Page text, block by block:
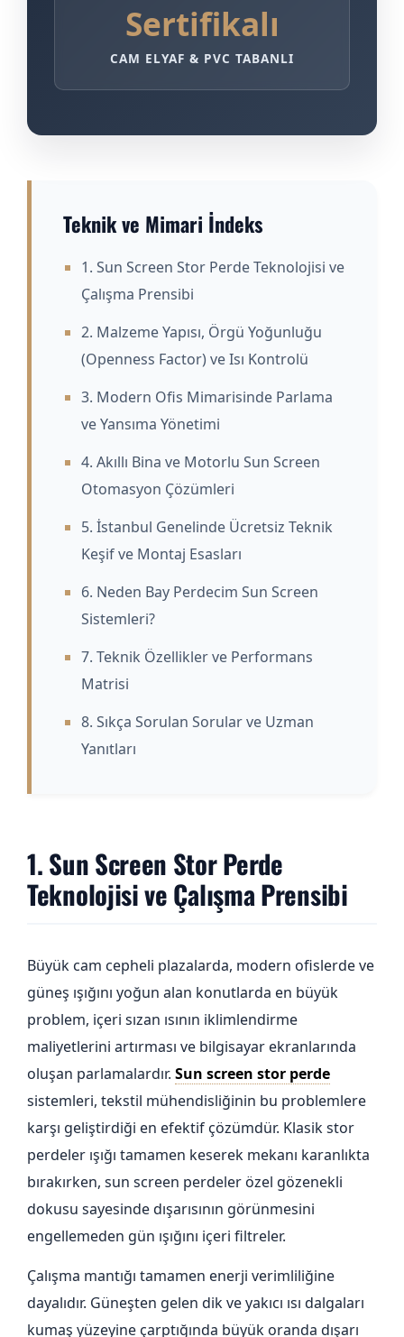
Sertifikalı
CAM ELYAF & PVC TABANLI
Teknik ve Mimari İndeks
1. Sun Screen Stor Perde Teknolojisi ve
Çalışma Prensibi
2. Malzeme Yapısı, Örgü Yoğunluğu
(Openness Factor) ve Isı Kontrolü
3. Modern Ofis Mimarisinde Parlama
ve Yansıma Yönetimi
4. Akıllı Bina ve Motorlu Sun Screen
Otomasyon Çözümleri
5. İstanbul Genelinde Ücretsiz Teknik
Keşif ve Montaj Esasları
6. Neden Bay Perdecim Sun Screen
Sistemleri?
7. Teknik Özellikler ve Performans
Matrisi
8. Sıkça Sorulan Sorular ve Uzman
Yanıtları
1. Sun Screen Stor Perde
Teknolojisi ve Çalışma Prensibi
Büyük cam cepheli plazalarda, modern ofislerde ve
güneş ışığını yoğun alan konutlarda en büyük
problem, içeri sızan ısının iklimlendirme
maliyetlerini artırması ve bilgisayar ekranlarında
oluşan parlamalardır. Sun screen stor perde
sistemleri, tekstil mühendisliğinin bu problemlere
karşı geliştirdiği en efektif çözümdür. Klasik stor
perdeler ışığı tamamen keserek mekanı karanlıkta
bırakırken, sun screen perdeler özel gözenekli
dokusu sayesinde dışarısının görünmesini
engellemeden gün ışığını içeri filtreler.
Çalışma mantığı tamamen enerji verimliliğine
dayalıdır. Güneşten gelen dik ve yakıcı ısı dalgaları
kumaş yüzeyine çarptığında büyük oranda dışarı